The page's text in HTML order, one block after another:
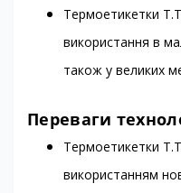
Термоетикетки
використання в
також у великих
Переваги
Термоетикетки
використанням